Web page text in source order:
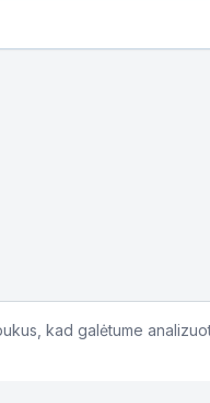
kad galėtume